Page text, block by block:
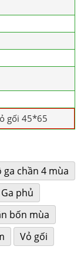
gối 45*65
ga chần 4 mùa
Ga phủ
bốn mùa
Vỏ gối